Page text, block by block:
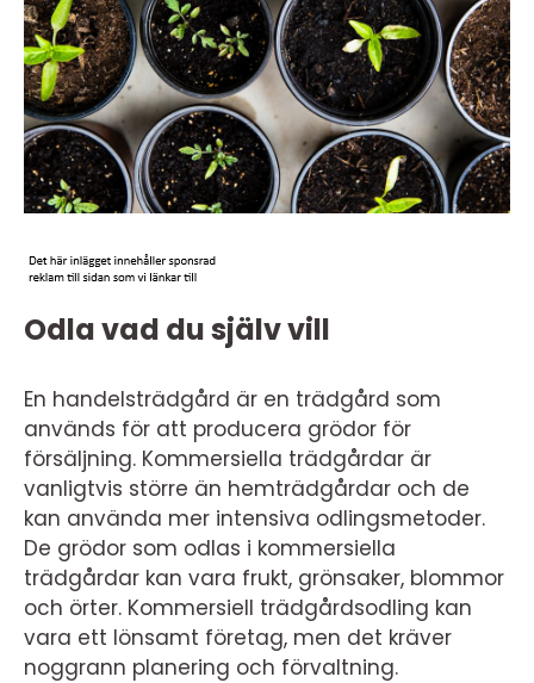
Odla vad du själv vill
En handelsträdgård är en trädgård som
används för att producera grödor för
försäljning. Kommersiella trädgårdar är
vanligtvis större än hemträdgårdar och de
kan använda mer intensiva odlingsmetoder.
De grödor som odlas i kommersiella
trädgårdar kan vara frukt, grönsaker, blommor
och örter. Kommersiell trädgårdsodling kan
vara ett lönsamt företag, men det kräver
noggrann planering och förvaltning.